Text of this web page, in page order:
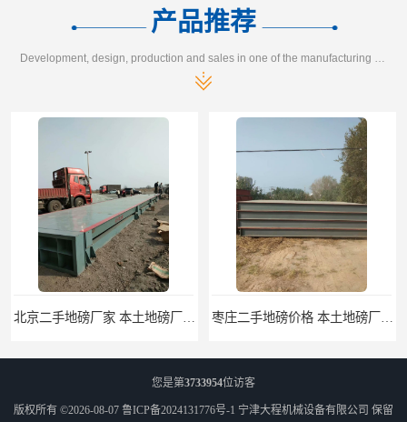
产品推荐
北京二手地磅厂家 本土地磅厂100秒报价 枣庄二手地磅价格 本土地磅厂100秒报价
您是第3733954位访客
版权所有 ©2026-08-07 鲁ICP备2024131776号-1 宁津大程机械设备有限公司 保留